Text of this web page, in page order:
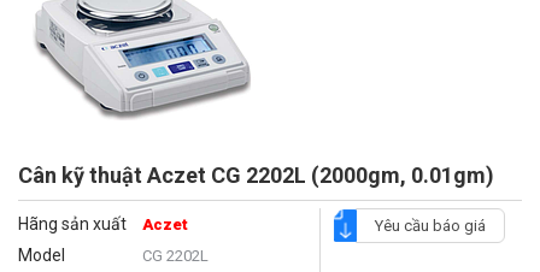
Cân kỹ thuật Aczet CG 2202L (2000gm, 0.01gm)
Hãng sản xuất Aczet
Model CG 2202L
Yêu cầu báo giá